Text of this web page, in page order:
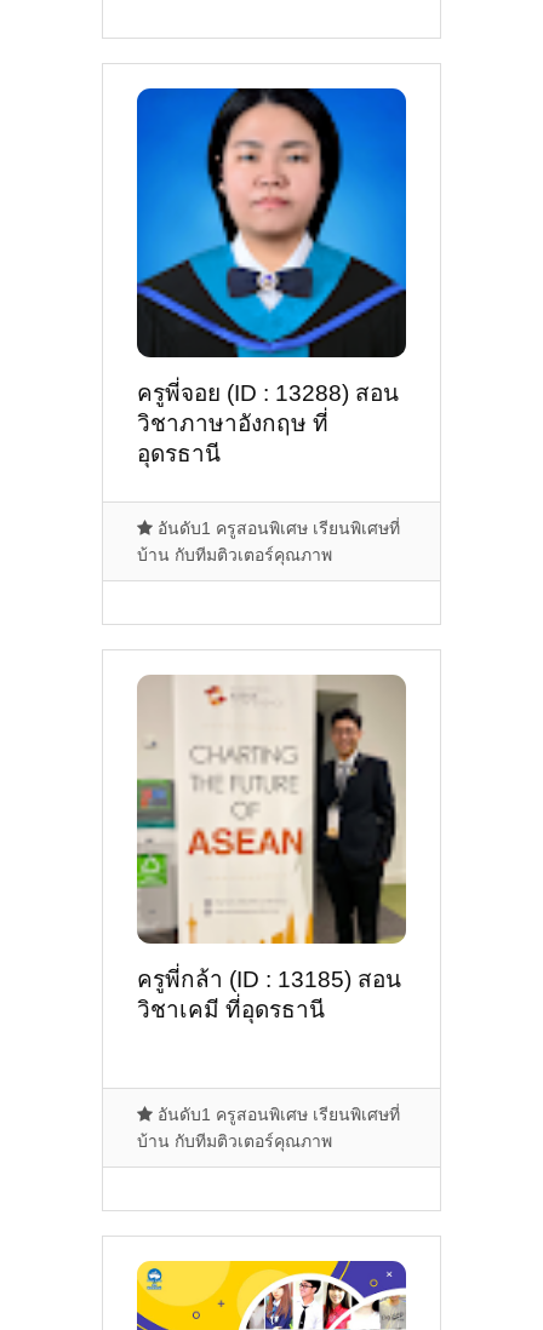
ครูพี่จอย (ID : 13288) สอน
วิชาภาษาอังกฤษ ที่
อุดรธานี
อันดับ1 ครูสอนพิเศษ เรียนพิเศษที่
บ้าน กับทีมติวเตอร์คุณภาพ
ครูพี่กล้า (ID : 13185) สอน
วิชาเคมี ที่อุดรธานี
อันดับ1 ครูสอนพิเศษ เรียนพิเศษที่
บ้าน กับทีมติวเตอร์คุณภาพ